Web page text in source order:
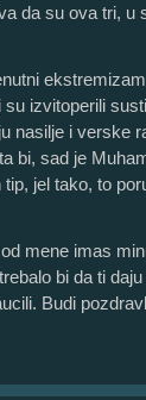
da su ova tri, u
su izvitoperili
nasilje i verske
bi, sad je
tip, jel tako, to
mene imas
bi da ti
Budi